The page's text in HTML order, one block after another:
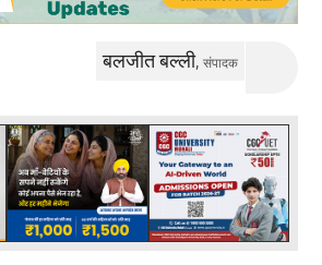
बलजीत बल्ली,संपादक